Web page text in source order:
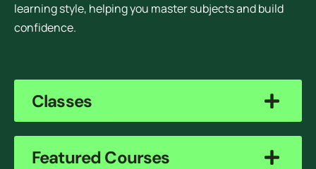
learning style, helping you master subjects and build
confidence.
Classes
Featured Courses